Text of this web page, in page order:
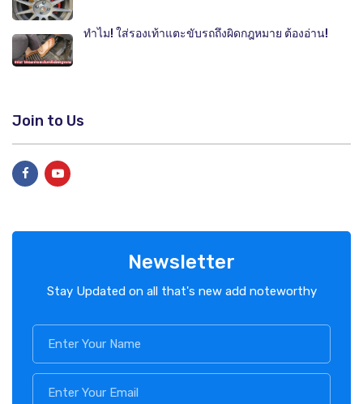
ทำไม! ใส่รองเท้าแตะขับรถถึงผิดกฎหมาย ต้องอ่าน!
Join to Us
Newsletter
Stay Updated on all that's new add noteworthy